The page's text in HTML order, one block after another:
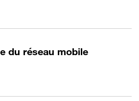
du réseau mobile